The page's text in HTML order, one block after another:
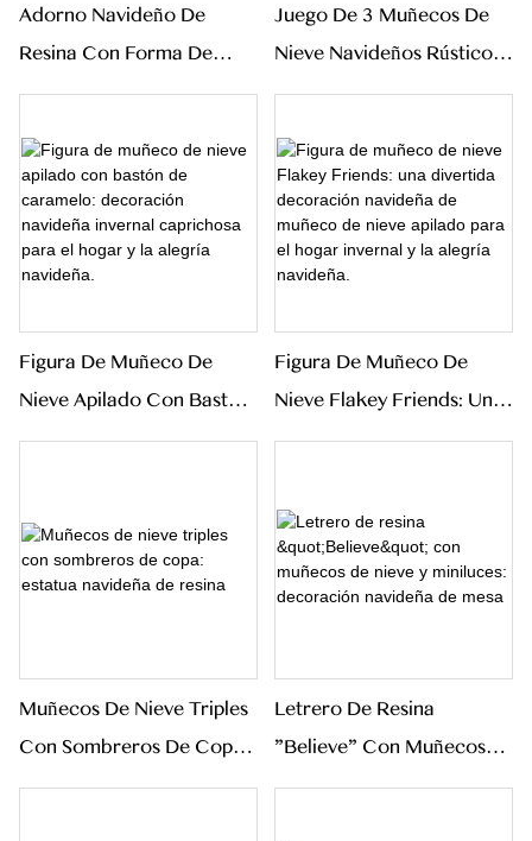
Adorno Navideño De
Resina Con Forma De
Trineo De Muñeco De
Festiva, Decoración De
Mesa, Decoración De
Escritorio Para El Hogar.
Juego De 3 Muñecos De
Nieve Navideños Rústicos:
Decoración Invernal
Y La Alegría Navideña.
Figura De Muñeco De
Nieve Apilado Con Bastón
De Caramelo: Decoración
Y La Alegría Navideña.
Figura De Muñeco De
Nieve Flakey Friends: Una
Divertida Decoración
Nieve Apilado Para El
Hogar Invernal Y La
Alegría Navideña.
Muñecos De Nieve Triples
Con Sombreros De Copa:
Estatua Navideña De
Letrero De Resina
"Believe" Con Muñecos
De Nieve Y Miniluces: